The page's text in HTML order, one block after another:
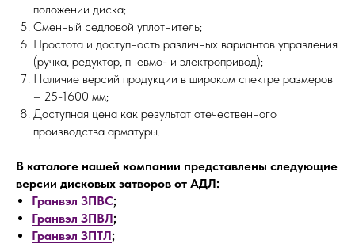
положении диска;
Сменный седловой уплотнитель;
Простота и доступность различных вариантов управления
(ручка, редуктор, пневмо- и электропривод);
Наличие версий продукции в широком спектре размеров
– 25-1600 мм;
Доступная цена как результат отечественного
производства арматуры.
В каталоге нашей компании представлены следующие
версии дисковых затворов от АДЛ:
Гранвэл ЗПВС;
Гранвэл ЗПВЛ;
Гранвэл ЗПТЛ;